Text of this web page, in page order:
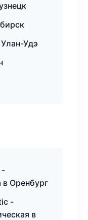
Удэ
-
Оренбург
-
в